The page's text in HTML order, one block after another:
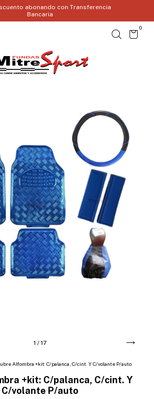
abonando con Transferencia
Bancaria
0
1 / 17
Alfombra +kit: C/palanca, C/cint. Y C/volante P/auto
+kit: C/palanca, C/cint. Y
C/volante P/auto